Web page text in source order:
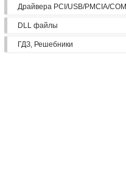
Драйвера PCI/USB/PMCIA/COM
DLL файлы
ГДЗ, Решебники